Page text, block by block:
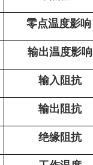
零点温度影响
输出温度影响
输入阻抗
输出阻抗
绝缘阻抗